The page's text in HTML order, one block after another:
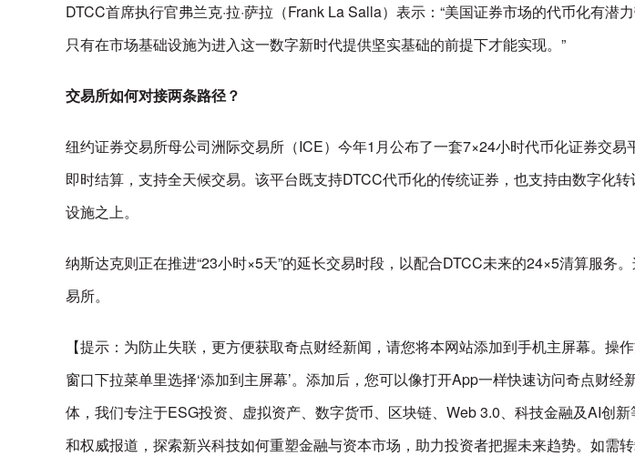
DTCC首席执行官弗兰克·拉·萨拉（Frank La Salla）表示：“美国证券市场的代币化有
只有在市场基础设施为进入这一数字新时代提供坚实基础的前提下才能实现。”
交易所如何对接两条路径？
纽约证券交易所母公司洲际交易所（ICE）今年1月公布了一套7×24小时代币化证券交
即时结算，支持全天候交易。该平台既支持DTCC代币化的传统证券，也支持由数字化
设施之上。
纳斯达克则正在推进“23小时×5天”的延长交易时段，以配合DTCC未来的24×5清算服
易所。
【提示：为防止失联，更方便获取奇点财经新闻，请您将本网站添加到手机主屏幕。
窗口下拉菜单里选择‘添加到主屏幕’。添加后，您可以像打开App一样快速访问奇点财
体，我们专注于ESG投资、虚拟资产、数字货币、区块链、Web 3.0、科技金融及AI创
和权威报道，探索新兴科技如何重塑金融与资本市场，助力投资者把握未来趋势。如需